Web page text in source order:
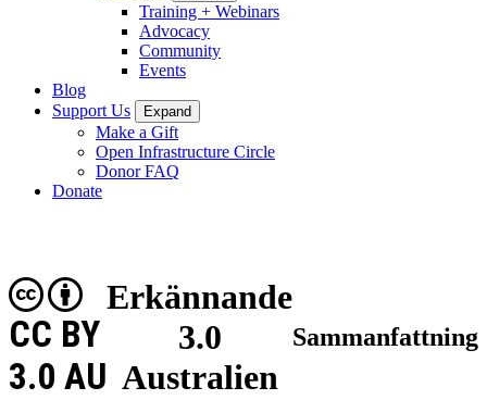
Training + Webinars
Advocacy
Community
Events
Blog
Support Us
Expand
Make a Gift
Open Infrastructure Circle
Donor FAQ
Donate
Erkännande
3.0
Australien
CC BY
3.0 AU
Sammanfattning